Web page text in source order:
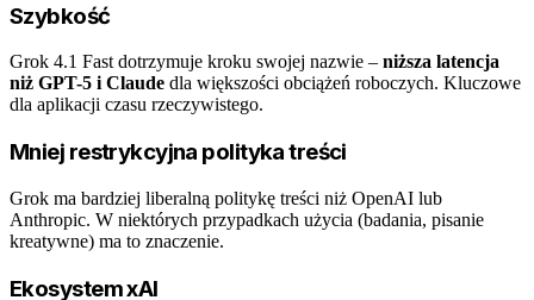
Szybkość
Grok 4.1 Fast dotrzymuje kroku swojej nazwie – niższa latencja
niż GPT-5 i Claude dla większości obciążeń roboczych. Kluczowe
dla aplikacji czasu rzeczywistego.
Mniej restrykcyjna polityka treści
Grok ma bardziej liberalną politykę treści niż OpenAI lub
Anthropic. W niektórych przypadkach użycia (badania, pisanie
kreatywne) ma to znaczenie.
Ekosystem xAI